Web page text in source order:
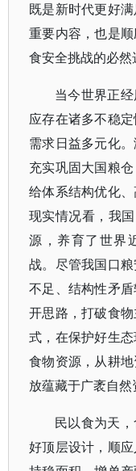
既是新时代更好
重要内容，也是
食安全挑战的必然
当今世界正
应存在诸多不稳
需求日益多元化
充实巩固大国粮
给体系结构优化
现实情况看，我
源，养育了世界
战。尽管我国口
不足、结构性矛
开思路，打破食
式，在保护好生
食物资源，从耕
放蕴藏于广袤自然
民以食为天
好顶层设计，顺